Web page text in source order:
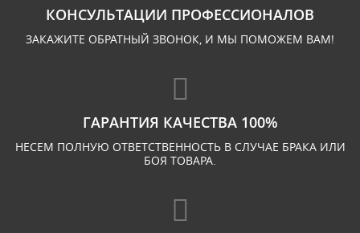
КОНСУЛЬТАЦИИ ПРОФЕССИОНАЛОВ
ЗАКАЖИТЕ ОБРАТНЫЙ ЗВОНОК, И МЫ ПОМОЖЕМ ВАМ!
ГАРАНТИЯ КАЧЕСТВА 100%
НЕСЕМ ПОЛНУЮ ОТВЕТСТВЕННОСТЬ В СЛУЧАЕ БРАКА ИЛИ
БОЯ ТОВАРА.